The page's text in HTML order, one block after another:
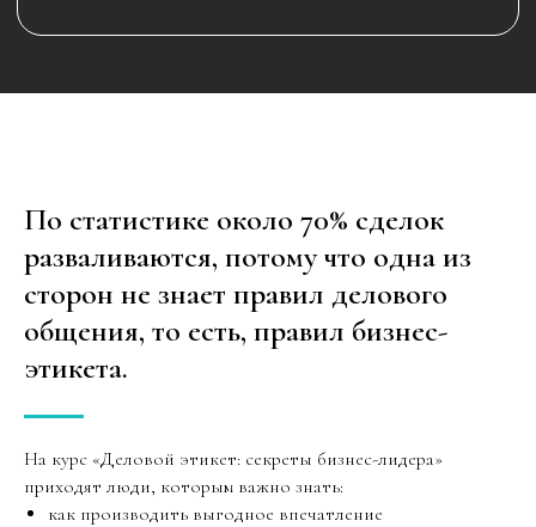
По статистике около 70% сделок
разваливаются, потому что одна из
сторон не знает правил делового
общения, то есть, правил бизнес-
этикета.
На курс «Деловой этикет: секреты бизнес-лидера»
приходят люди, которым важно знать:
как производить выгодное впечатление